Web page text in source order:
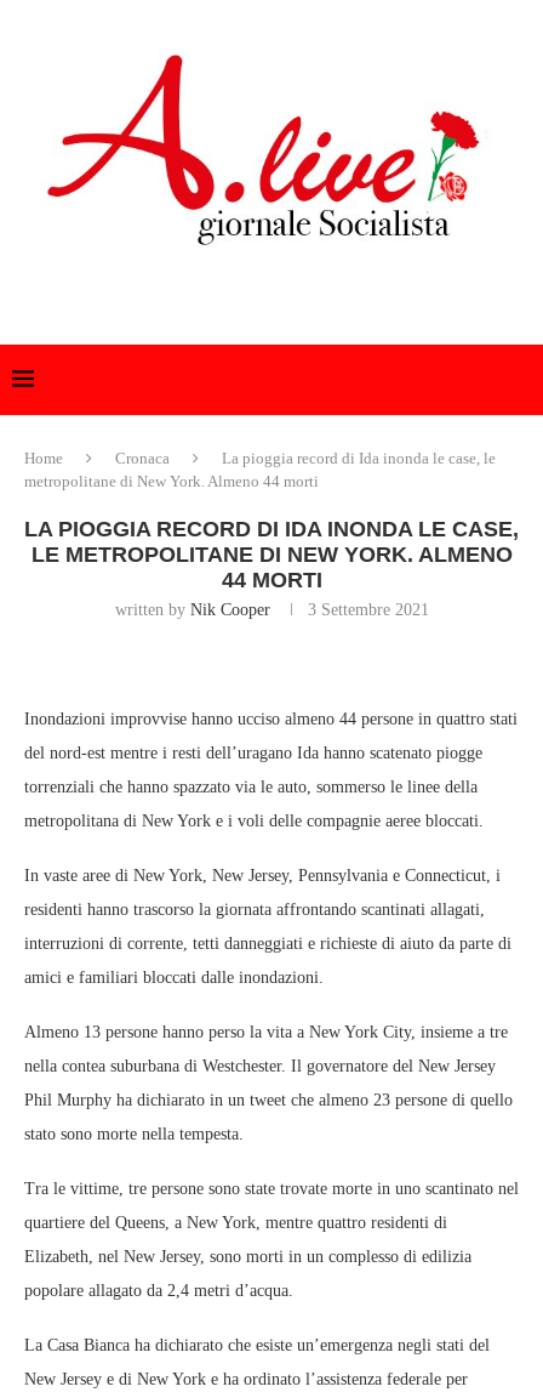
Home Cronaca
La pioggia record di Ida inonda le case, le
metropolitane di New York. Almeno 44 morti
LA PIOGGIA RECORD DI IDA INONDA LE CASE,
LE METROPOLITANE DI NEW YORK. ALMENO
44 MORTI
written by Nik Cooper 3 Settembre 2021
Inondazioni improvvise hanno ucciso almeno 44 persone in quattro stati
del nord-est mentre i resti dell’uragano Ida hanno scatenato piogge
torrenziali che hanno spazzato via le auto, sommerso le linee della
metropolitana di New York e i voli delle compagnie aeree bloccati.
In vaste aree di New York, New Jersey, Pennsylvania e Connecticut, i
residenti hanno trascorso la giornata affrontando scantinati allagati,
interruzioni di corrente, tetti danneggiati e richieste di aiuto da parte di
amici e familiari bloccati dalle inondazioni.
Almeno 13 persone hanno perso la vita a New York City, insieme a tre
nella contea suburbana di Westchester. Il governatore del New Jersey
Phil Murphy ha dichiarato in un tweet che almeno 23 persone di quello
stato sono morte nella tempesta.
Tra le vittime, tre persone sono state trovate morte in uno scantinato nel
quartiere del Queens, a New York, mentre quattro residenti di
Elizabeth, nel New Jersey, sono morti in un complesso di edilizia
popolare allagato da 2,4 metri d’acqua.
La Casa Bianca ha dichiarato che esiste un’emergenza negli stati del
New Jersey e di New York e ha ordinato l’assistenza federale per